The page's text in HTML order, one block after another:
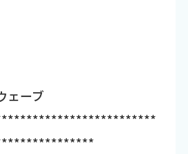
ェーブ